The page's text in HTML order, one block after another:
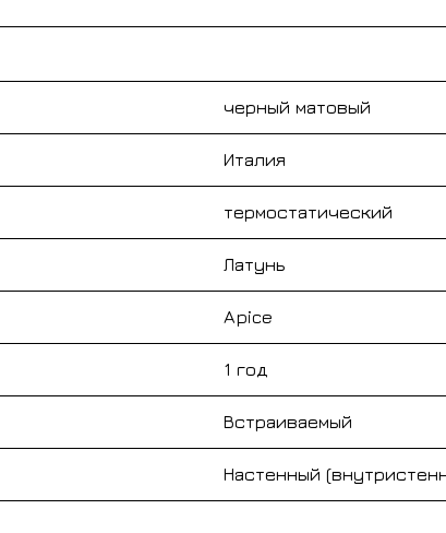
черный матовый
Италия
термостатический
Латунь
Apice
1 год
Встраиваемый
Настенный